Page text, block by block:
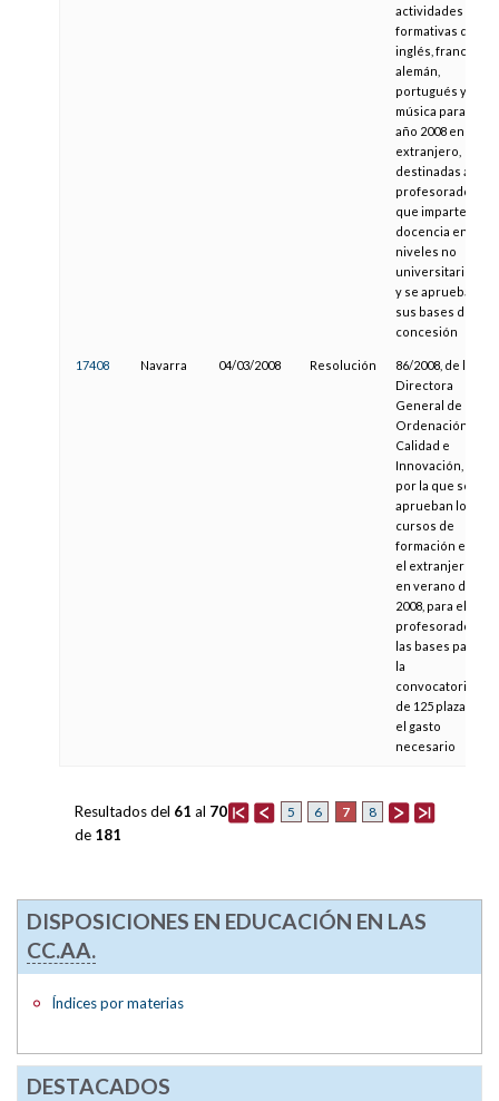
actividades
formativas de
inglés, francés,
alemán,
portugués y de
música para el
año 2008 en el
extranjero,
destinadas a
profesorado
que imparte
docencia en
niveles no
universitarios,
y se aprueban
sus bases de
concesión
17408 Navarra 04/03/2008 Resolución
86/2008, de la
Directora
General de
Ordenación,
Calidad e
Innovación,
por la que se
aprueban los
cursos de
formación en
el extranjero,
en verano de
2008, para el
profesorado,
las bases para
la
convocatoria
de 125 plazas y
el gasto
necesario
5 6 7 8
Resultados del 61 al 70
de 181
DISPOSICIONES EN EDUCACIÓN EN LAS
CC.AA.
Índices por materias
DESTACADOS